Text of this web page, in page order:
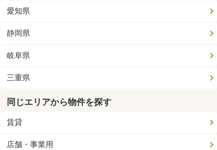
愛知県
静岡県
岐阜県
三重県
同じエリアから物件を探す
賃貸
店舗・事業用